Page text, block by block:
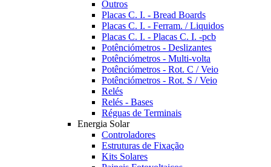
Outros
Placas C. I. - Bread Boards
Placas C. I. - Ferram. / Liquidos
Placas C. I. - Placas C. I. -pcb
Potênciómetros - Deslizantes
Potênciómetros - Multi-volta
Potênciómetros - Rot. C / Veio
Potênciómetros - Rot. S / Veio
Relés
Relés - Bases
Réguas de Terminais
Energia Solar
Controladores
Estruturas de Fixação
Kits Solares